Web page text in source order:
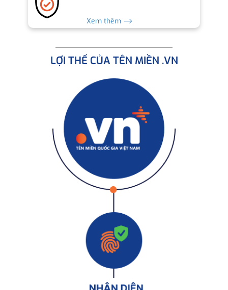
Xem thêm ⟶
LỢI THẾ CỦA TÊN MIỀN .VN